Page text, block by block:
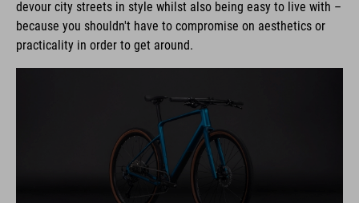
devour city streets in style whilst also being easy to live with –
because you shouldn't have to compromise on aesthetics or
practicality in order to get around.